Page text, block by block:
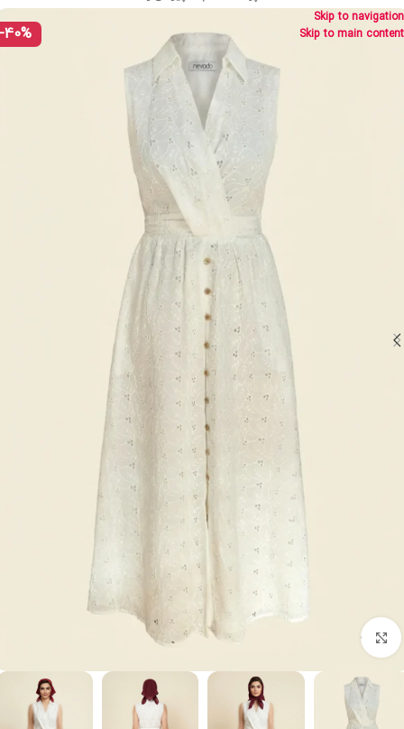
Skip to navigation
Skip to main content
-40%
برای بزرگنمایی کلیک کنید